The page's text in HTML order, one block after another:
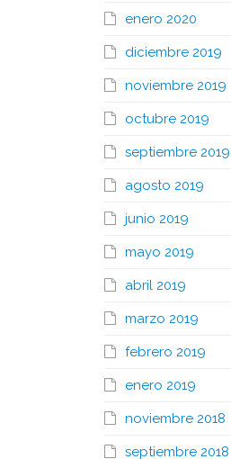
enero 2020
diciembre 2019
noviembre 2019
octubre 2019
septiembre 2019
agosto 2019
junio 2019
mayo 2019
abril 2019
marzo 2019
febrero 2019
enero 2019
noviembre 2018
septiembre 2018